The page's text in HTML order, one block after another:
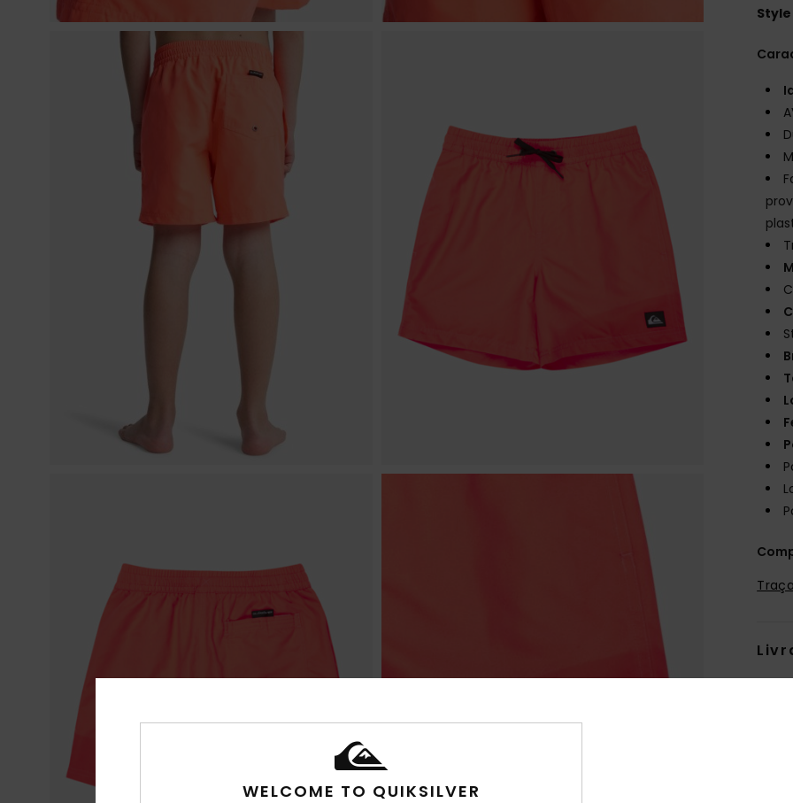
Style
WELCOME TO QUIKSILVER